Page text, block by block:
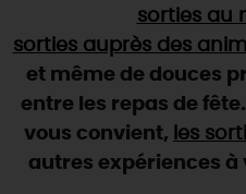
TOUTES
...ET
TOUTES
Artistes et Artisans d'Art
Nosspécialités du terroir
Visitesgourmandeset
Vins etvignobles
Chic, une aire de pique-
Par ici lesguinguettes
Avis de fraicheur
Des vacances
(re)Découvrir les
TOURISME
SE REPÉRER,
INFOS &
RÉSERVER
sorties au
sorties auprès des
et même de douces
entre les repas de
vous convient, les
autres expériences